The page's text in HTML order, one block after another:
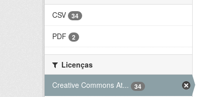
CSV
34
PDF 2
Licenças
Creative Commons At...
34